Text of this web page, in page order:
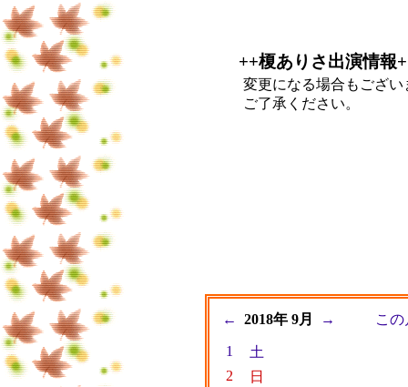
++榎ありさ出演情報
変更になる場合もござい
ご了承ください。
← 2018年 9月 → こ
1
土
2
日